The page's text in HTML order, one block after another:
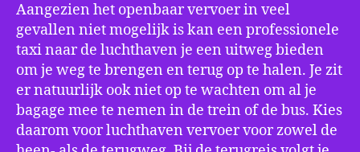
Aangezien het openbaar vervoer in veel
gevallen niet mogelijk is kan een professionele
taxi naar de luchthaven je een uitweg bieden
om je weg te brengen en terug op te halen. Je zit
er natuurlijk ook niet op te wachten om al je
bagage mee te nemen in de trein of de bus. Kies
daarom voor luchthaven vervoer voor zowel de